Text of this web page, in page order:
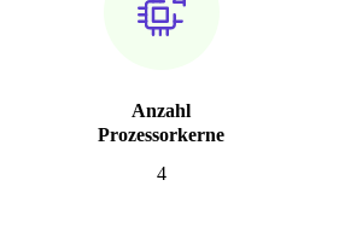
Anzahl
Prozessorkerne
4